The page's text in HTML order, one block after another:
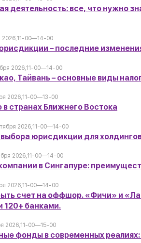
деятельность: все, что нужно
2026,11-00—14-00
– последние
2026,11-00—14-00
Тайвань – основные виды
2026,11-00—13-00
в странах Ближнего Востока
2026, 11-00—14-00
юрисдикции для
2026,11-00—14-00
в Сингапуре:
2026, 11-00—14-00
счет на оффшор. «Фичи» и
120+ банками.
2026,11-00—15-00
фонды в современных